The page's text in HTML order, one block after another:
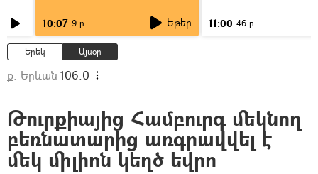
10:07 9 ր Եթեր 11:00 46 ր
Երեկ Այսօր
ք. Երևան 106.0
Թուրքիայից Համբուրգ մեկնող
բեռնատարից առգրավվել է
մեկ միլիոն կեղծ եվրո